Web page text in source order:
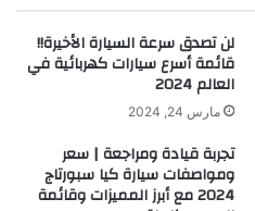
لن تصدق سرعة السيارة الأخيرة!!
قائمة أسرع سيارات كهربائية في
العالم 2024
مارس 24, 2024
تجربة قيادة ومراجعة | سعر
ومواصفات سيارة كيا سبورتاج
2024 مع أبرز المميزات وقائمة